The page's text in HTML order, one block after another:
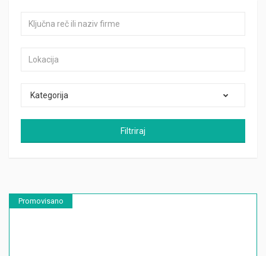
Kategorija
Filtriraj
Promovisano